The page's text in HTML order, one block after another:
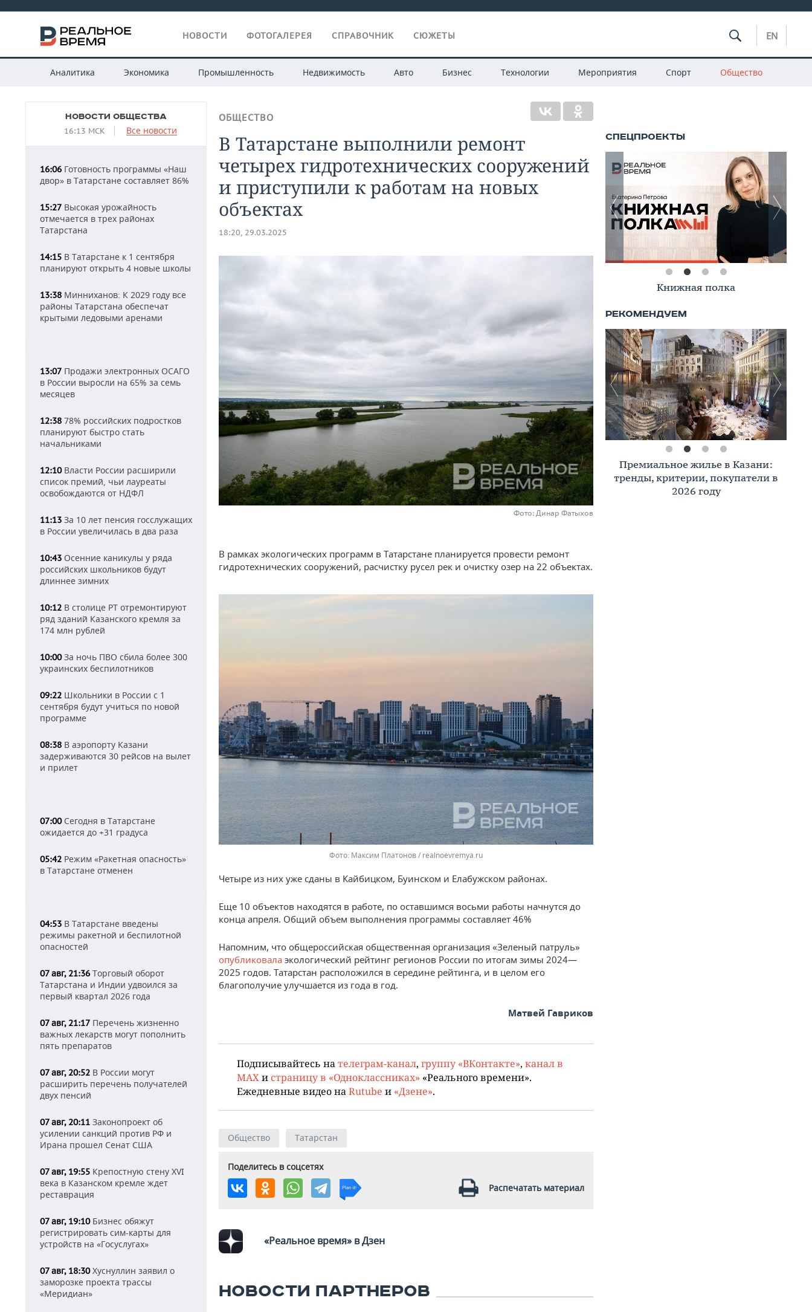
НОВОСТИ ФОТОГАЛЕРЕЯ СПРАВОЧНИК СЮЖЕТЫ EN
Аналитика Экономика Промышленность Недвижимость Авто Бизнес Технологии Мероприятия Спорт Общество
НОВОСТИ ОБЩЕСТВА
16:13 МСК Все новости
16:06 Готовность программы «Наш
двор» в Татарстане составляет 86%
15:27 Высокая урожайность
отмечается в трех районах
Татарстана
14:15 В Татарстане к 1 сентября
планируют открыть 4 новые школы
13:38 Минниханов: К 2029 году все
районы Татарстана обеспечат
крытыми ледовыми аренами
13:07 Продажи электронных ОСАГО
в России выросли на 65% за семь
месяцев
12:38 78% российских подростков
планируют быстро стать
начальниками
12:10Власти России расширили
список премий, чьи лауреаты
освобождаются от НДФЛ
11:13 За 10 лет пенсия госслужащих
в России увеличилась в два раза
10:43 Осенние каникулы у ряда
российских школьников будут
длиннее зимних
10:12 В столице РТ отремонтируют
ряд зданий Казанского кремля за
174 млн рублей
10:00За ночь ПВО сбила более 300
украинских беспилотников
09:22 Школьники в России с 1
сентября будут учиться по новой
программе
08:38 В аэропорту Казани
задерживаются 30 рейсов на вылет
и прилет
07:00Сегодня в Татарстане
ожидается до +31 градуса
05:42 Режим «Ракетная опасность»
в Татарстане отменен
04:53 В Татарстане введены
режимы ракетной и беспилотной
опасностей
07 авг, 21:36 Торговый оборот
Татарстана и Индии удвоился за
первый квартал 2026 года
07 авг, 21:17 Перечень жизненно
важных лекарств могут пополнить
пять препаратов
07 авг, 20:52 В России могут
расширить перечень получателей
двух пенсий
07 авг, 20:11 Законопроект об
усилении санкций против РФ и
Ирана прошел Сенат США
07 авг, 19:55 Крепостную стену XVI
века в Казанском кремле ждет
реставрация
07 авг, 19:10Бизнес обяжут
регистрировать сим-карты для
устройств на «Госуслугах»
07 авг, 18:30Хуснуллин заявил о
заморозке проекта трассы
«Меридиан»
ОБЩЕСТВО
В Татарстане выполнили ремонт
четырех гидротехнических сооружений
и приступили к работам на новых
объектах
18:20, 29.03.2025
Фото: Динар Фатыхов
В рамках экологических программ в Татарстане планируется провести ремонт
гидротехнических сооружений, расчистку русел рек и очистку озер на 22 объектах.
Максим Платонов / realnoevremya.ru
Четыре из них уже сданы в Кайбицком, Буинском и Елабужском районах.
Еще 10 объектов находятся в работе, по оставшимся восьми работы начнутся до
конца апреля. Общий объем выполнения программы составляет 46%
Напомним, что общероссийская общественная организация «Зеленый патруль»
опубликовала экологический рейтинг регионов России по итогам зимы 2024—
2025 годов. Татарстан расположился в середине рейтинга, и в целом его
благополучие улучшается из года в год.
Матвей Гавриков
Подписывайтесь на телеграм-канал, группу «ВКонтакте», канал в
MAX и страницу в «Одноклассниках» «Реального времени».
Ежедневные видео на Rutube и «Дзене».
Общество Татарстан
Поделитесь в соцсетях
Распечатать материал
«Реальное время» в Дзен
НОВОСТИ ПАРТНЕРОВ
Книжная полка
Премиальное жилье в Казани:
тренды, критерии, покупатели в
2026 году